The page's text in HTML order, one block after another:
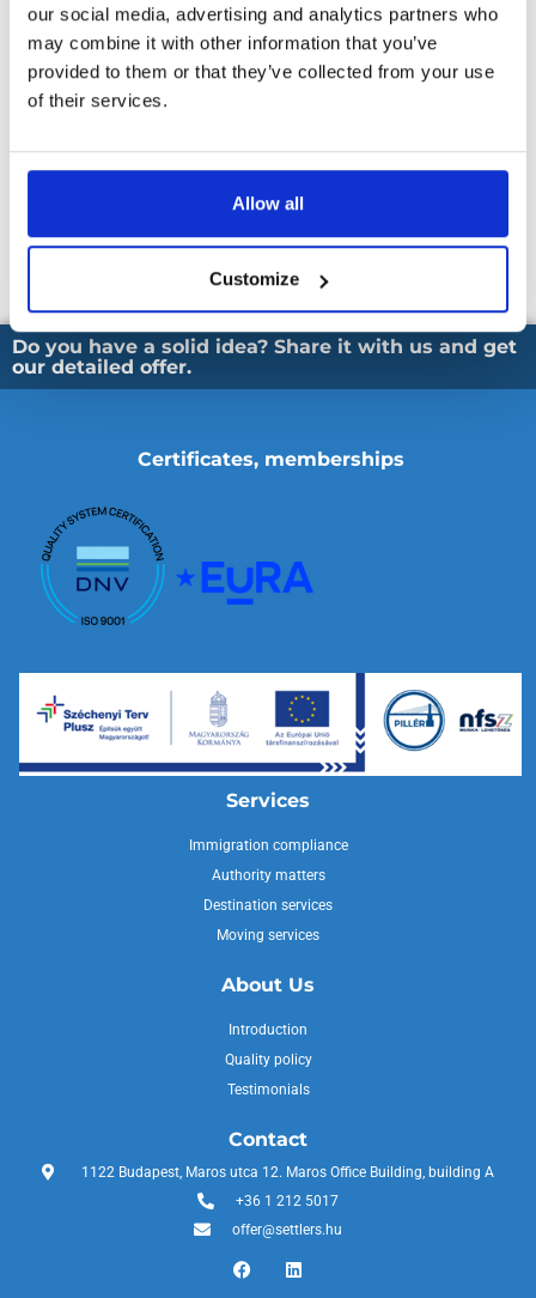
our social media, advertising and analytics partners who
may combine it with other information that you’ve
provided to them or that they’ve collected from your use
of their services.
Allow all
Customize
Miért alakulnak ki konfliktusok az ügyfélszolgálatban?
Konfliktusok típusai és okai az ügyfélkapcsolatokban.
A konfliktuskezelés lépései
Kommunikációs stratégiák konfliktushelyzetekben
Konfliktusból együttműködés: Win-Win megoldások
Hogyan alakítsunk ki együttműködést egy konfliktushelyzetben?
Mediatív eszközök használata.
Do you have a solid idea? Share it with us and get
our detailed offer.
Certificates, memberships
Services
Immigration compliance
Authority matters
Destination services
Moving services
About Us
Introduction
Quality policy
Testimonials
Contact
1122 Budapest, Maros utca 12. Maros Office Building, building A
+36 1 212 5017
offer@settlers.hu